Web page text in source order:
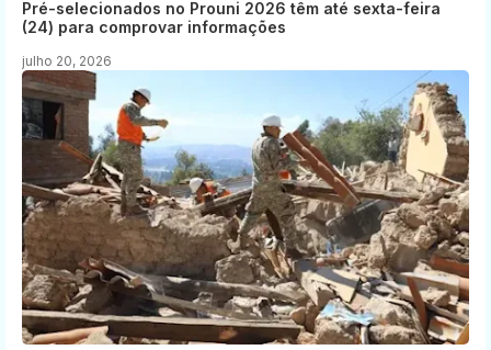
Pré-selecionados no Prouni 2026 têm até sexta-feira
(24) para comprovar informações
julho 20, 2026